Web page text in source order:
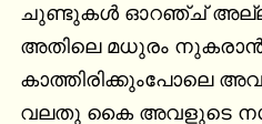
ചുണ്ടുകള്‍ ഓറഞ്ച്
അതിലെ മധുരം
കാത്തിരിക്കുംപോലെ
വലതു കൈ അവളുടെ